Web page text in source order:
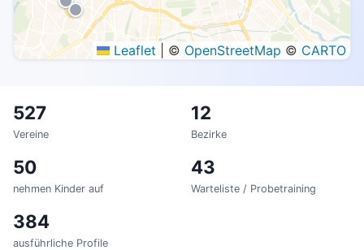
Leaflet © OpenStreetMap © CARTO
Offen Warteliste Voll Unbekannt
527
Vereine
12
Bezirke
50
nehmen Kinder auf
43
Warteliste / Probetraining
384
ausführliche Profile